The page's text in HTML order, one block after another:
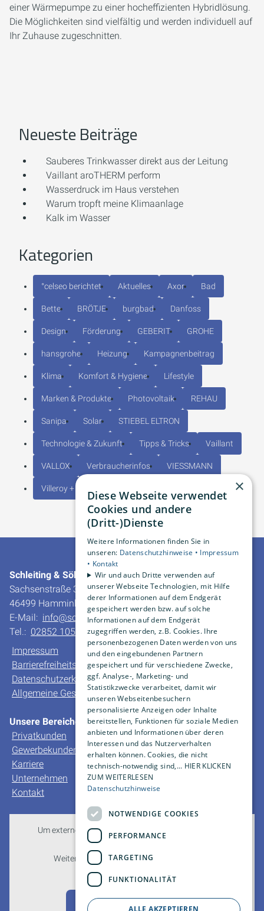
einer Wärmepumpe zu einer hocheffizienten Hybridlösung.
Die Möglichkeiten sind vielfältig und werden individuell auf
Ihr Zuhause zugeschnitten.
Neueste Beiträge
Sauberes Trinkwasser direkt aus der Leitung
Vaillant aroTHERM perform
Wasserdruck im Haus verstehen
Warum tropft meine Klimaanlage
Kalk im Wasser
Kategorien
°celseo berichtet Aktuelles Axor Bad
Bette BRÖTJE burgbad Danfoss
Design Förderung GEBERIT GROHE
hansgrohe Heizung Kampagnenbeitrag
Klima Komfort & Hygiene Lifestyle
Marken & Produkte Photovoltaik REHAU
Sanipa Solar STIEBEL ELTRON
Technologie & Zukunft Tipps & Tricks Vaillant
VALLOX Verbraucherinfos VIESSMANN
Villeroy + Boch
Schleiting & Söhne GmbH & Co. KG
Sachsenstraße 30
46499 Hamminkeln-Dingden
E-Mail: info@schleiting.de
Tel.: 02852 10550
Impressum
Barrierefreiheitserklärung
Datenschutzerklärung
Allgemeine Geschäfts- und Verkaufsbedingungen
Unsere Bereiche
Privatkunden
Gewerbekunden
Karriere
Unternehmen
Kontakt
Um externe HTML-Inhalte anzuzeigen, benötigen wir
Weitere Informationen finden Sie in unserer
Datenschutzerklärung.
Cookie-Einstellungen öffnen
×
Diese Webseite verwendet
Cookies und andere
(Dritt-)Dienste
Weitere Informationen finden Sie in
unseren: Datenschutzhinweise • Impressum
• Kontakt
Wir und auch Dritte verwenden auf
unserer Webseite Technologien, mit Hilfe
derer Informationen auf dem Endgerät
gespeichert werden bzw. auf solche
Informationen auf dem Endgerät
zugegriffen werden, z.B. Cookies. Ihre
personenbezogenen Daten werden von uns
und den eingebundenen Partnern
gespeichert und für verschiedene Zwecke,
ggf. Analyse-, Marketing- und
Statistikzwecke verarbeitet, damit wir
unseren Webseitenbesuchern
personalisierte Anzeigen oder Inhalte
bereitstellen, Funktionen für soziale Medien
anbieten und Informationen über deren
Interessen und das Nutzerverhalten
erhalten können. Cookies, die nicht
technisch-notwendig sind,... HIER KLICKEN
ZUM WEITERLESEN
Datenschutzhinweise
NOTWENDIGE COOKIES
PERFORMANCE
TARGETING
FUNKTIONALITÄT
ALLE AKZEPTIEREN